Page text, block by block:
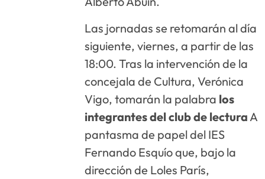
Las jornadas se retomarán al día
siguiente, viernes, a partir de las
18:00. Tras la intervención de la
concejala de Cultura, Verónica
Vigo, tomarán la palabra los
integrantes del club de lectura A
pantasma de papel del IES
Fernando Esquío que, bajo la
dirección de Loles París,